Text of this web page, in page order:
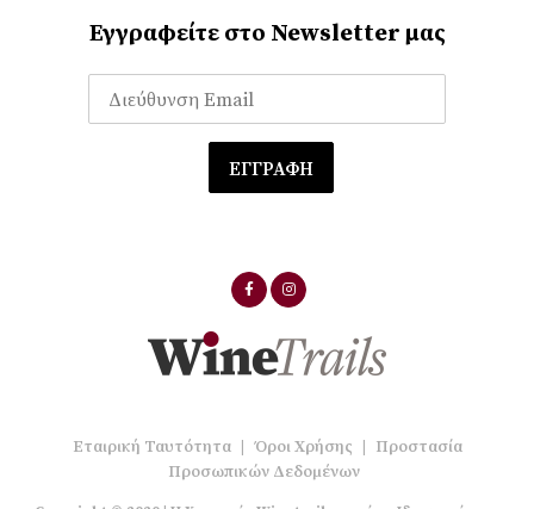
Εγγραφείτε στο Newsletter μας
Εταιρική Ταυτότητα | Όροι Χρήσης | Προστασία
Προσωπικών Δεδομένων